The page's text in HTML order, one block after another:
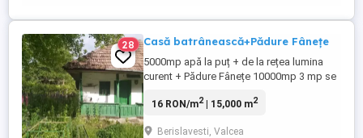
28 Casă batrânească+Pădure Fânețe
5000mp apă la puț + de la rețea lumina
curent + Pădure Fânețe 10000mp 3 mp se
16 RON/m2| 15,000 m2
Berislavesti, Valcea